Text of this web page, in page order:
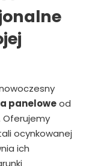
paneloweod
Oferujemy
ocynkowanej
ich